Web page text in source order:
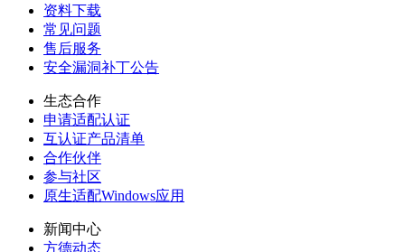
资料下载
常见问题
售后服务
安全漏洞补丁公告
生态合作
申请适配认证
互认证产品清单
合作伙伴
参与社区
原生适配Windows应用
新闻中心
方德动态